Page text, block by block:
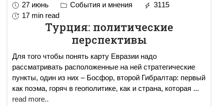
27 июнь События и мнения
3115
17 min read
Турция: политические
перспективы
Для того чтобы понять карту Евразии надо
рассматривать расположенные на ней стратегические
пункты, один из них – Босфор, второй Гибралтар: первый
как поэма, горяч в геополитике, как и страна, которая ...
read more..